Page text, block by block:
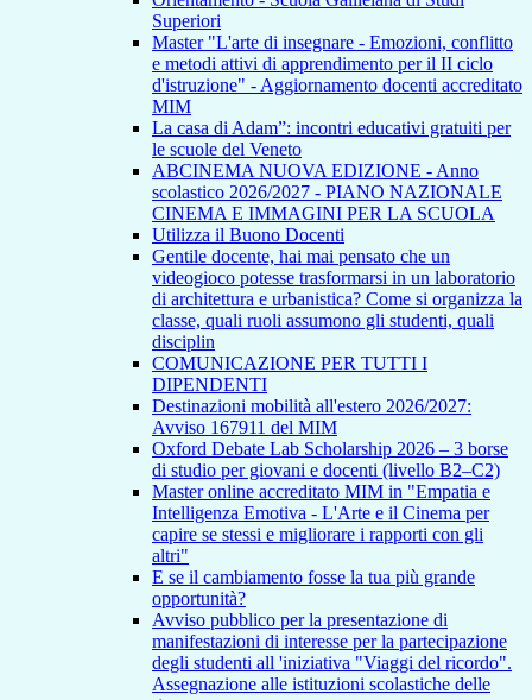
Superiori
Master "L'arte di insegnare - Emozioni, conflitto
e metodi attivi di apprendimento per il II ciclo
d'istruzione" - Aggiornamento docenti accreditato
MIM
La casa di Adam”: incontri educativi gratuiti per
le scuole del Veneto
ABCINEMA NUOVA EDIZIONE - Anno
scolastico 2026/2027 - PIANO NAZIONALE
CINEMA E IMMAGINI PER LA SCUOLA
Utilizza il Buono Docenti
Gentile docente, hai mai pensato che un
videogioco potesse trasformarsi in un laboratorio
di architettura e urbanistica? Come si organizza la
classe, quali ruoli assumono gli studenti, quali
disciplin
COMUNICAZIONE PER TUTTI I
DIPENDENTI
Destinazioni mobilità all'estero 2026/2027:
Avviso 167911 del MIM
Oxford Debate Lab Scholarship 2026 – 3 borse
di studio per giovani e docenti (livello B2–C2)
Master online accreditato MIM in "Empatia e
Intelligenza Emotiva - L'Arte e il Cinema per
capire se stessi e migliorare i rapporti con gli
altri"
E se il cambiamento fosse la tua più grande
opportunità?
Avviso pubblico per la presentazione di
manifestazioni di interesse per la partecipazione
degli studenti all 'iniziativa "Viaggi del ricordo".
Assegnazione alle istituzioni scolastiche delle